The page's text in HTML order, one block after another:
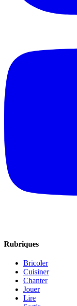
Rubriques
Bricoler
Cuisiner
Chanter
Jouer
Lire